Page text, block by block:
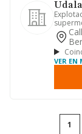
VER EN
1